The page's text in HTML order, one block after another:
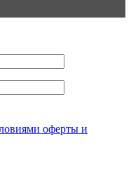
оферты и